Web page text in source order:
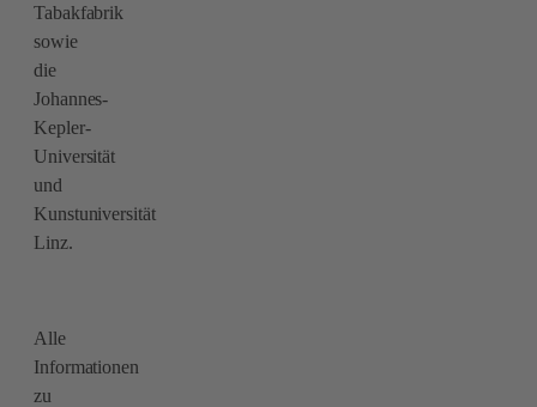
Tabakfabrik
sowie
die
Johannes-
Kepler-
Universität
und
Kunstuniversität
Linz.
Alle
Informationen
zu